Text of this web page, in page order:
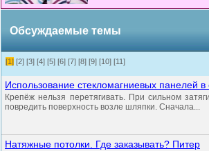
Обсуждаемые темы
[1] [2] [3] [4] [5] [6] [7] [8] [9] [10] [11]
Использование стекломагниевых панелей в
Крепёж нельзя перетягивать. При сильном
повредить поверхность возле шляпки. Сначала...
Натяжные потолки. Где заказывать? Питер